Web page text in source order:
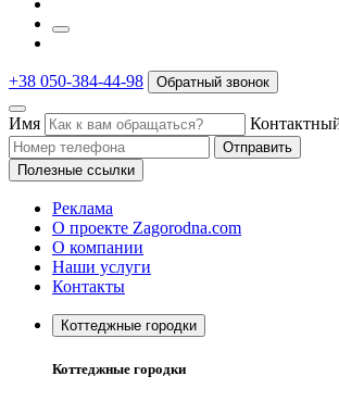
+38 050-384-44-98 Обратный звонок
Имя
Отправить
Полезные ссылки
Реклама
О проекте Zagorodna.com
О компании
Наши услуги
Контакты
Коттеджные городки
Коттеджные городки